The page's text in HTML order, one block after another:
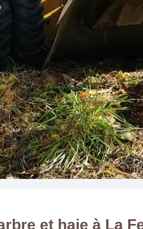
et haie à La